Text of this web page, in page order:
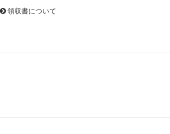
領収書について